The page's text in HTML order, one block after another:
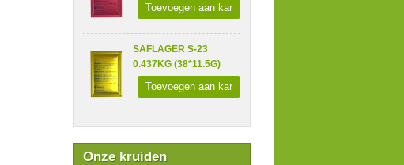
Toevoegen aan kar
SAFLAGER S-23
0.437KG (38*11.5G)
Toevoegen aan kar
Onze kruiden